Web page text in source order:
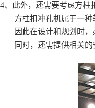
4、此外，还需要考虑方柱
方柱扣冲孔机属于一种
因此在设计和规划时
同时，还需提供相关